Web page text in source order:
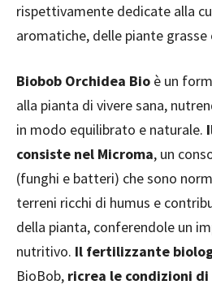
rispettivamente dedicate alla
aromatiche, delle piante
Biobob Orchidea Bio è un
alla pianta di vivere sana,
in modo equilibrato e naturale.
consiste nel Microma, un
(funghi e batteri) che sono
terreni ricchi di humus e
della pianta, conferendole un
nutritivo. Il fertilizzante
BioBob, ricrea le condizioni